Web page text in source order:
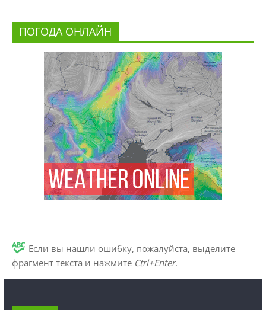
ПОГОДА ОНЛАЙН
Если вы нашли ошибку, пожалуйста, выделите
фрагмент текста и нажмите Ctrl+Enter.